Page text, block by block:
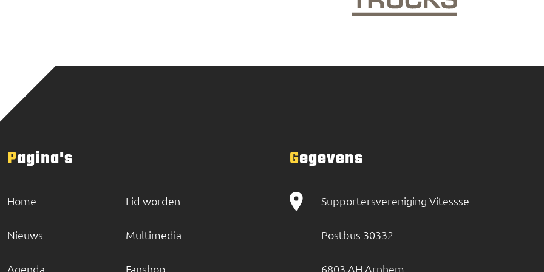
Pagina's
Home
Nieuws
Agenda
Lid worden
Multimedia
Fanshop
Gegevens
Supportersvereniging Vitessse
Postbus 30332
6803 AH Arnhem